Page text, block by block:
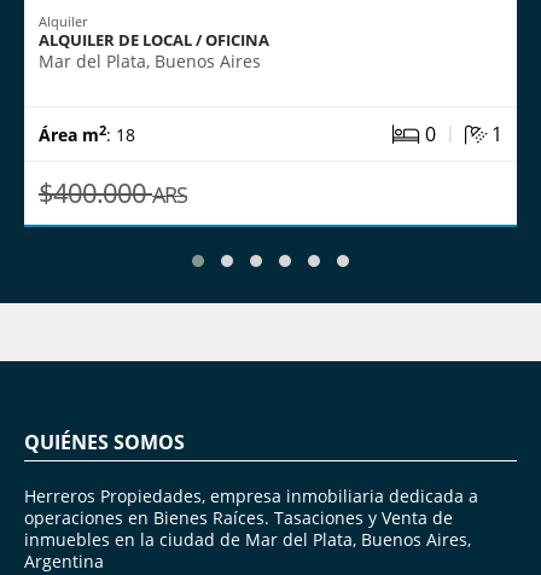
Alquiler
ALQUILER DE LOCAL / OFICINA
Mar del Plata, Buenos Aires
Área m2: 18 0 | 1
$400.000ARS
QUIÉNES SOMOS
Herreros Propiedades, empresa inmobiliaria dedicada a
operaciones en Bienes Raíces. Tasaciones y Venta de
inmuebles en la ciudad de Mar del Plata, Buenos Aires,
Argentina